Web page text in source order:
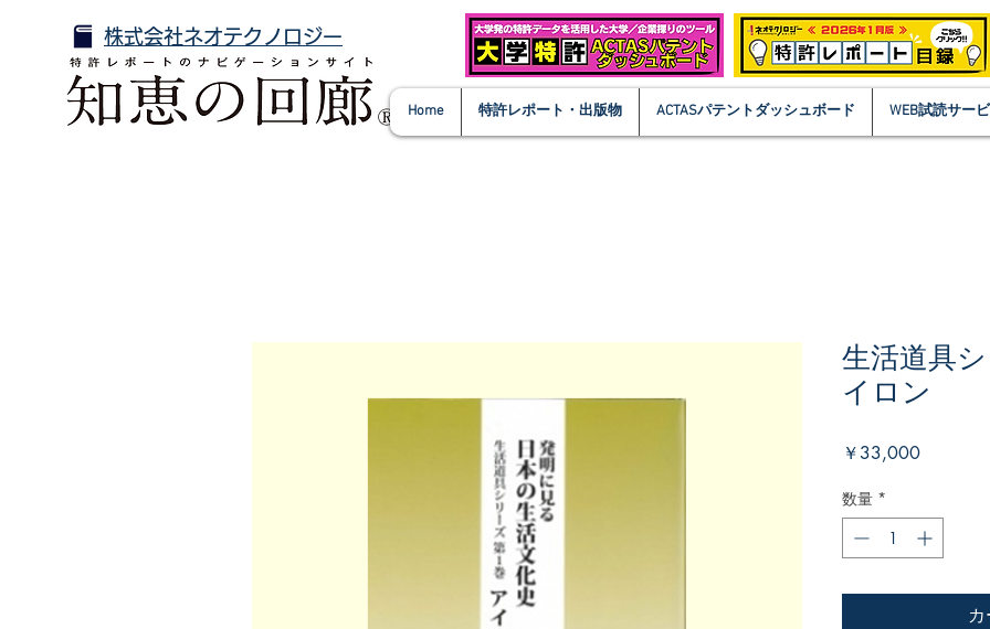
株式会社ネオテクノロジー
Home 特許レポート・出版物 ACTASパテントダッシュボード WEB試読サー
生活道具
イロン
￥33,000価
数量 *